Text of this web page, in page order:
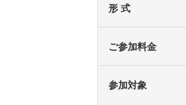
形 式
ご参加料金
参加対象